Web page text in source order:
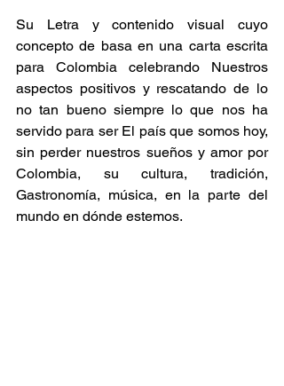
Su Letra y contenido visual cuyo
concepto de basa en una carta escrita
para Colombia celebrando Nuestros
aspectos positivos y rescatando de lo
no tan bueno siempre lo que nos ha
servido para ser El país que somos hoy,
sin perder nuestros sueños y amor por
Colombia, su cultura, tradición,
Gastronomía, música, en la parte del
mundo en dónde estemos.